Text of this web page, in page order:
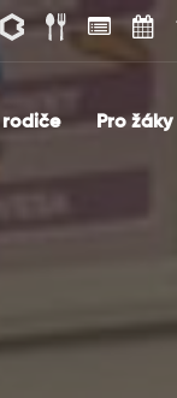
rodiče Pro žáky